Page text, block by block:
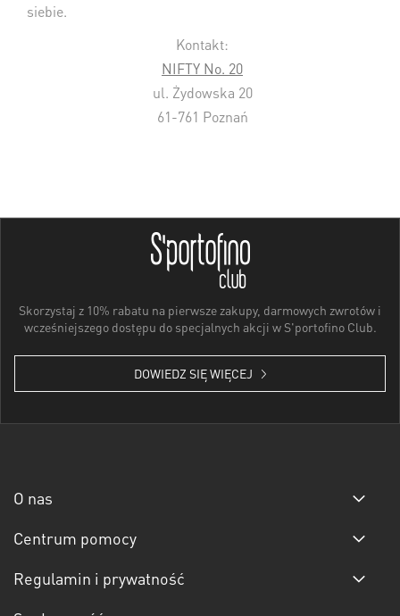
siebie.
Kontakt:
NIFTY No. 20
ul. Żydowska 20
61-761 Poznań
Skorzystaj z 10% rabatu na pierwsze zakupy, darmowych zwrotów i
wcześniejszego dostępu do specjalnych akcji w S'portofino Club.
DOWIEDZ SIĘ WIĘCEJ
O nas
Centrum pomocy
Regulamin i prywatność